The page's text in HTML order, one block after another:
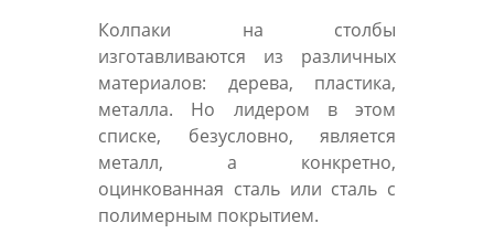
Колпаки на столбы
изготавливаются из различных
материалов: дерева, пластика,
металла. Но лидером в этом
списке, безусловно, является
металл, а конкретно,
оцинкованная сталь или сталь с
полимерным покрытием.